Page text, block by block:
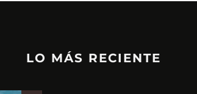
LO MÁS RECIENTE